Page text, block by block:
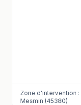
Zone d'intervention :
Mesmin (45380)